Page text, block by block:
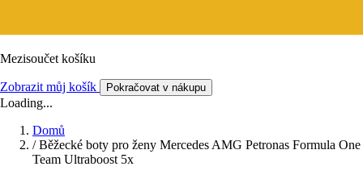
Mezisoučet košíku
Zobrazit můj košík Pokračovat v nákupu
Loading...
Domů
/ Běžecké boty pro ženy Mercedes AMG Petronas Formula One
Team Ultraboost 5x